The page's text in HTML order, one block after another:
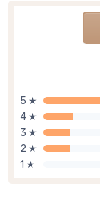
5 ★
4 ★
3 ★
2 ★
1 ★